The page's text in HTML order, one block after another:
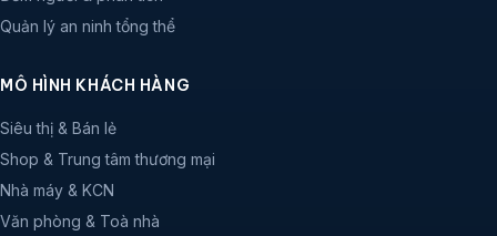
Quản lý an ninh tổng thể
MÔ HÌNH KHÁCH HÀNG
Siêu thị & Bán lẻ
Shop & Trung tâm thương mại
Nhà máy & KCN
Văn phòng & Toà nhà